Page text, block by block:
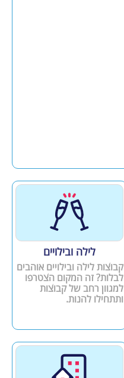
לילה ובילויים
קבוצות לילה ובילויים אוהבים
לבלות? זה המקום הצטרפו
למגוון רחב של קבוצות
ותתחילו להנות.